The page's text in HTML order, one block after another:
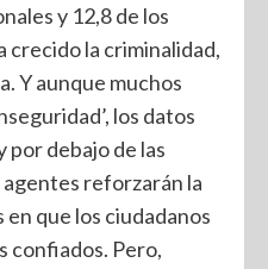
y 12,8 de los
crecido la criminalidad,
Y aunque muchos
los datos
por debajo de las
reforzarán la
que los ciudadanos
confiados. Pero,